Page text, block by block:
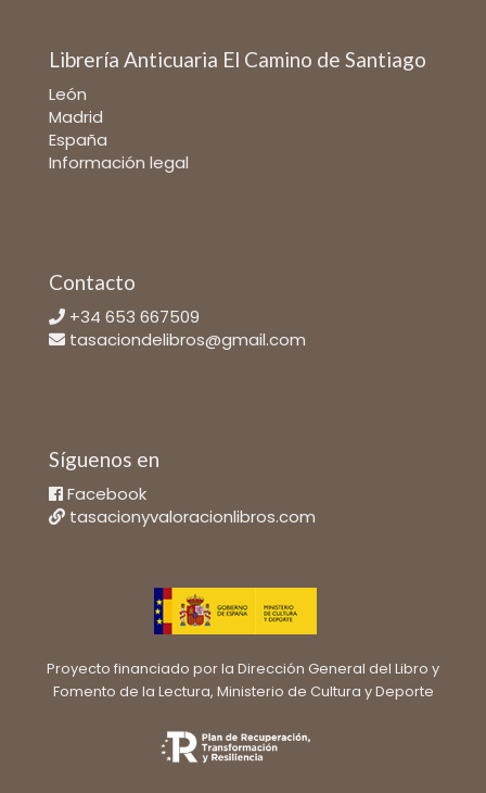
Librería Anticuaria El Camino de Santiago
León
Madrid
España
Información legal
Contacto
+34 653 667509
tasaciondelibros@gmail.com
Síguenos en
Facebook
tasacionyvaloracionlibros.com
Proyecto financiado por la Dirección General del Libro y
Fomento de la Lectura, Ministerio de Cultura y Deporte